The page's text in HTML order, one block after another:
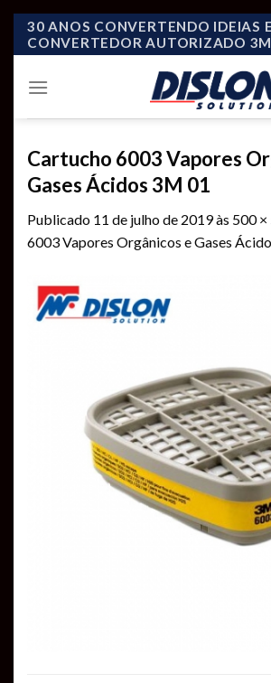
Skip
30 ANOS CONVERTENDO IDEIAS
CONVERTEDOR AUTORIZADO
Cartucho 6003 Vapores
Gases Ácidos 3M 01
Publicado 11 de julho de 2019às 500 ×
6003 Vapores Orgânicos e Gases